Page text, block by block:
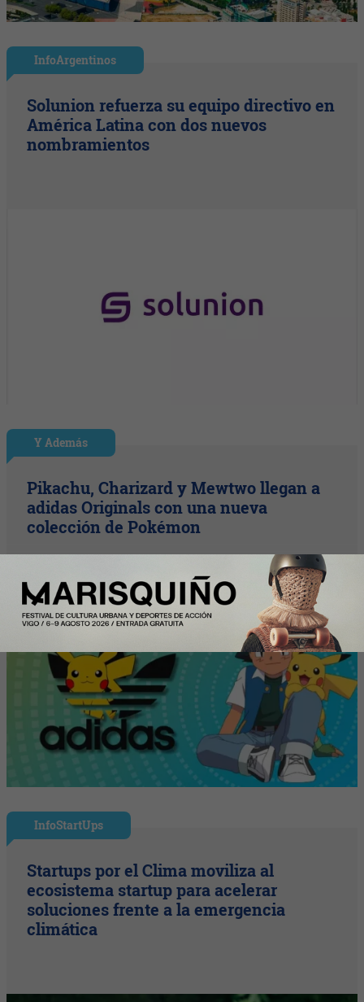
InfoArgentinos
Solunion refuerza su equipo directivo en
América Latina con dos nuevos
nombramientos
Y Además
Pikachu, Charizard y Mewtwo llegan a
adidas Originals con una nueva
colección de Pokémon
InfoStartUps
Startups por el Clima moviliza al
ecosistema startup para acelerar
soluciones frente a la emergencia
climática